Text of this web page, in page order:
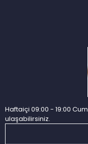
Haftaiçi 09:00 - 19:00
ulaşabilirsiniz.